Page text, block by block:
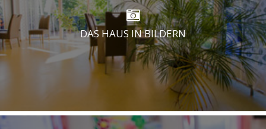
DAS HAUS IN BILDERN